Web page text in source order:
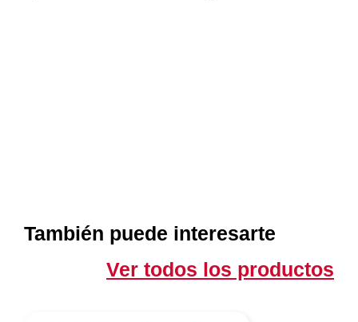
También puede interesarte
Ver todos los productos